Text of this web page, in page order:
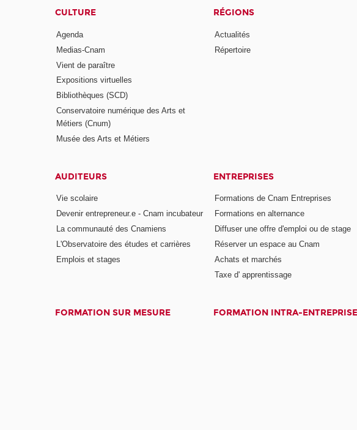
CULTURE
Agenda
Medias-Cnam
Vient de paraître
Expositions virtuelles
Bibliothèques (SCD)
Conservatoire numérique des Arts et
Métiers (Cnum)
Musée des Arts et Métiers
RÉGIONS
Actualités
Répertoire
AUDITEURS
Vie scolaire
Devenir entrepreneur.e - Cnam incubateur
La communauté des Cnamiens
L'Observatoire des études et carrières
Emplois et stages
ENTREPRISES
Formations de Cnam Entreprises
Formations en alternance
Diffuser une offre d'emploi ou de stage
Réserver un espace au Cnam
Achats et marchés
Taxe d' apprentissage
FORMATION SUR MESURE FORMATION INTRA-ENTREPRISE